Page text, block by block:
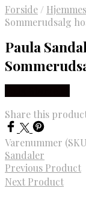
Forside /
Sommerudsalg
Paula
Share this
Varenummer
Sandaler
Previous Product
Next Product